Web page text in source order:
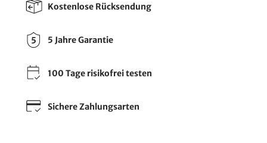
Kostenlose Rücksendung
5 Jahre Garantie
100 Tage risikofrei testen
Sichere Zahlungsarten